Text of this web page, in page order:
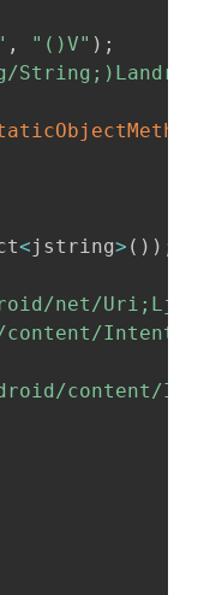
, "()V" ) ;
<jstring> ( ) ) ;
net/
Intent;"
content/